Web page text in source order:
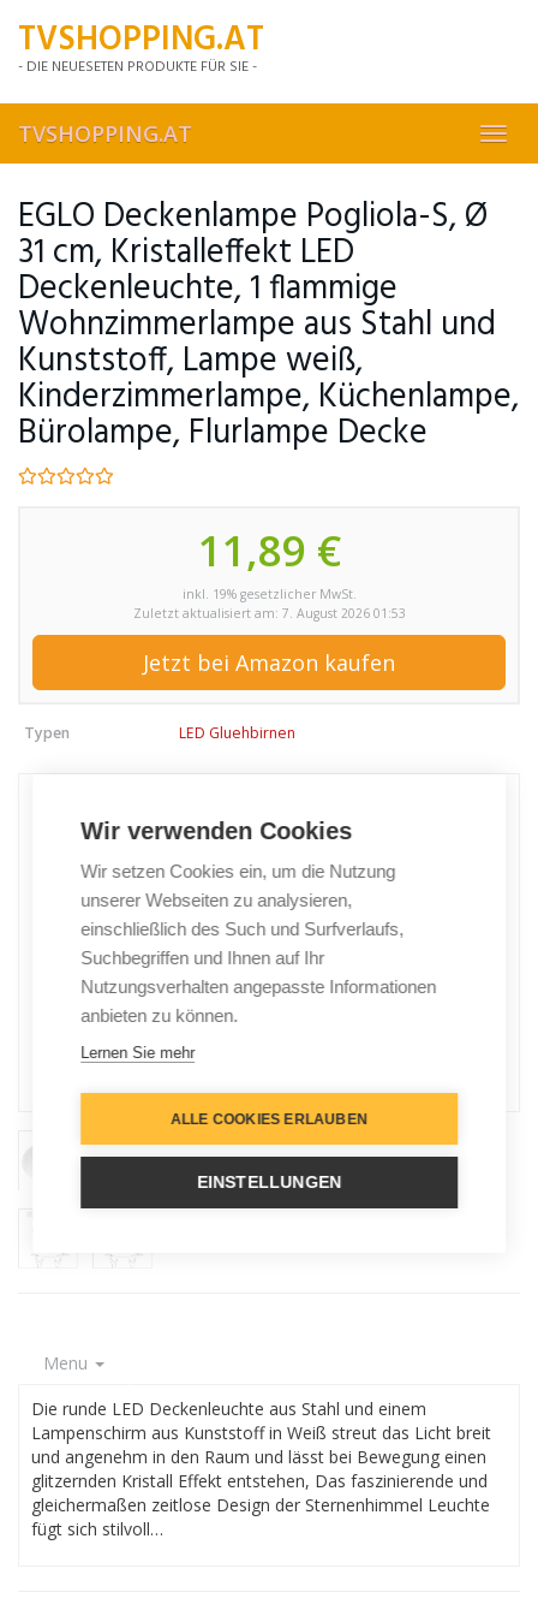
mainTVSHOPPING.AT
- DIE NEUESETEN PRODUKTE FÜR SIE -
TVSHOPPING.AT
EGLO Deckenlampe Pogliola-S, Ø
31 cm, Kristalleffekt LED
Deckenleuchte, 1 flammige
Wohnzimmerlampe aus Stahl und
Kunststoff, Lampe weiß,
Kinderzimmerlampe, Küchenlampe,
Bürolampe, Flurlampe Decke
11,89 €
inkl. 19% gesetzlicher MwSt.
Zuletzt aktualisiert am: 7. August 2026 01:53
Jetzt bei Amazon kaufen
Typen LED Gluehbirnen
Menu
Die runde LED Deckenleuchte aus Stahl und einem
Lampenschirm aus Kunststoff in Weiß streut das Licht breit
und angenehm in den Raum und lässt bei Bewegung einen
glitzernden Kristall Effekt entstehen, Das faszinierende und
gleichermaßen zeitlose Design der Sternenhimmel Leuchte
fügt sich stilvoll…
Wir verwenden Cookies
Wir setzen Cookies ein, um die Nutzung
unserer Webseiten zu analysieren,
einschließlich des Such und Surfverlaufs,
Suchbegriffen und Ihnen auf Ihr
Nutzungsverhalten angepasste Informationen
anbieten zu können.
Lernen Sie mehr
ALLE COOKIES ERLAUBEN
EINSTELLUNGEN